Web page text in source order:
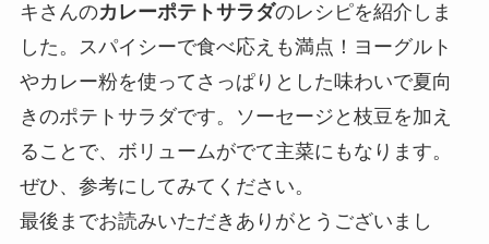
キさんのカレーポテトサラダのレシピを紹介しま
した。スパイシーで食べ応えも満点！ヨーグルト
やカレー粉を使ってさっぱりとした味わいで夏向
きのポテトサラダです。ソーセージと枝豆を加え
ることで、ボリュームがでて主菜にもなります。
ぜひ、参考にしてみてください。
最後までお読みいただきありがとうございまし